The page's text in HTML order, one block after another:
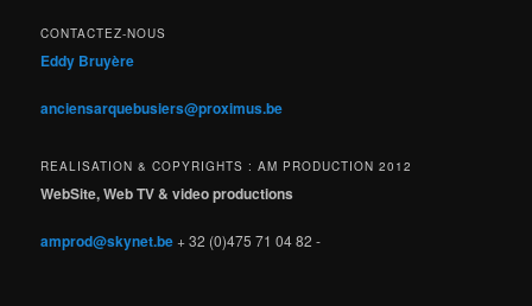
CONTACTEZ-NOUS
Eddy Bruyère
anciensarquebusiers@proximus.be
REALISATION & COPYRIGHTS : AM PRODUCTION 2012
WebSite, Web TV & video productions
amprod@skynet.be+ 32 (0)475 71 04 82 -